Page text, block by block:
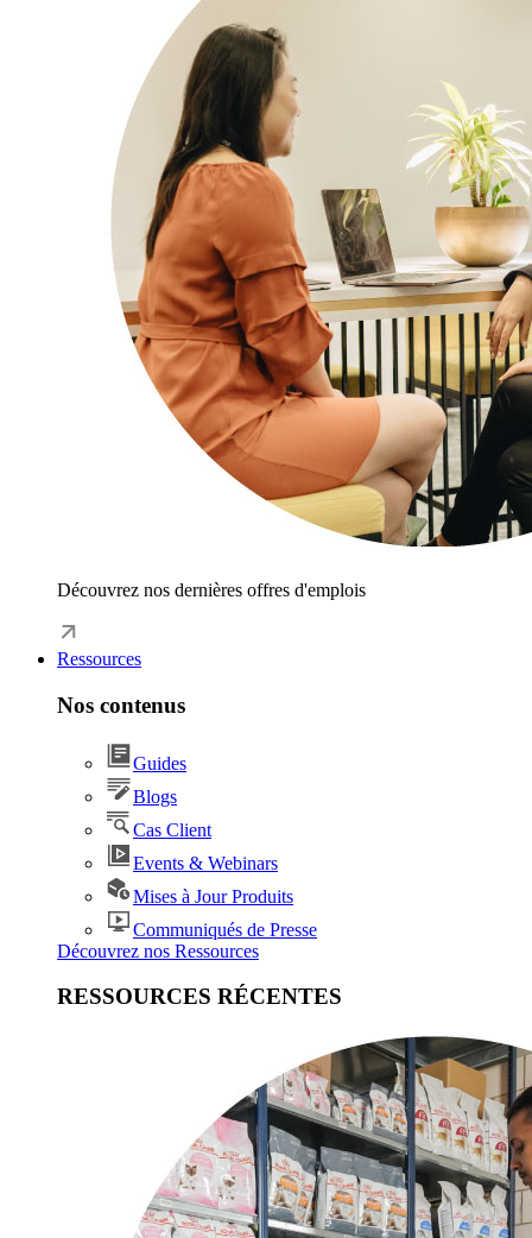
Découvrez nos dernières offres d'emplois
Ressources
Nos contenus
Guides
Blogs
Cas Client
Events & Webinars
Mises à Jour Produits
Communiqués de Presse
Découvrez nos Ressources
RESSOURCES RÉCENTES